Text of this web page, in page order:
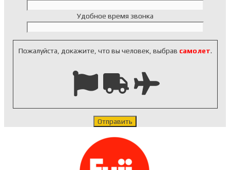
Удобное время звонка
Пожалуйста, докажите, что вы человек, выбрав самолет.